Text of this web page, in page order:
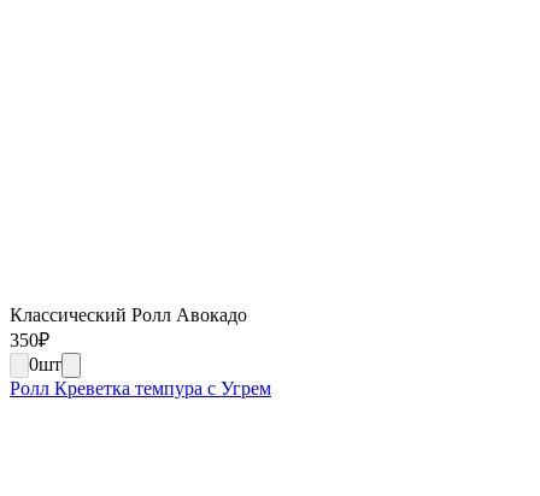
Классический Ролл Авокадо
350₽
0шт
Ролл Креветка темпура с Угрем